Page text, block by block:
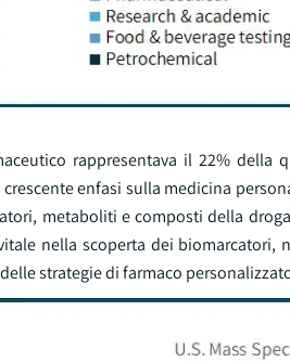
rappresentava il 22% della
enfasi sulla medicina
metaboliti e composti della
nella scoperta dei
strategie di farmaco